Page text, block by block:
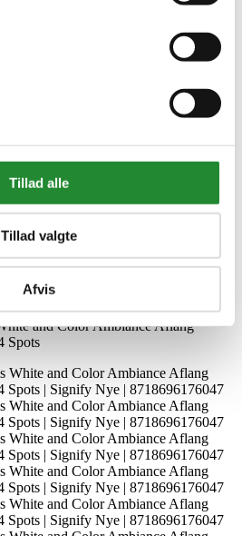
Tillad alle
Tillad valgte
Afvis
øjeblikket
and Color Ambiance Aflang
Spots